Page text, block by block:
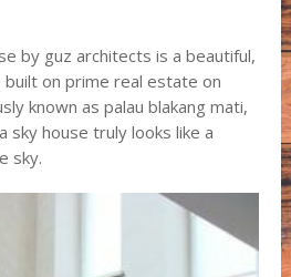
by guz architects is a beautiful,
built on prime real estate on
known as palau blakang mati,
sky house truly looks like a
sky.